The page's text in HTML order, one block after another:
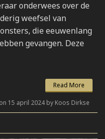
onderwees over de
weefsel van
die eeuwenlang
gevangen. Deze
Read More
15 april 2024 by Koos Dirkse